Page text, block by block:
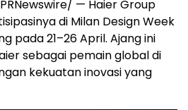
— Haier Group
di Milan Design Week
pada 21–26 April. Ajang ini
sebagai pemain global di
kekuatan inovasi yang